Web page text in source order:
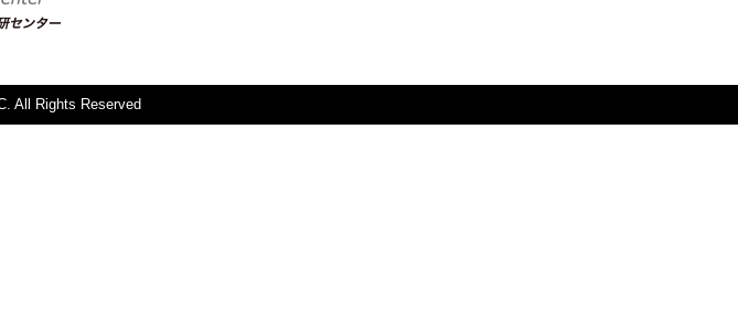
All Rights Reserved